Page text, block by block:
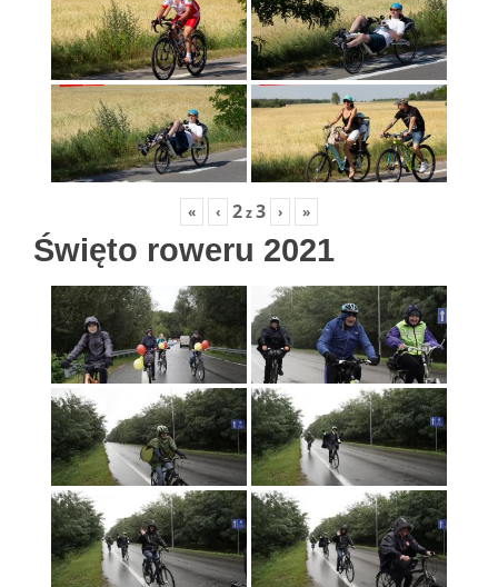
« ‹ 2z3 › »
Święto roweru 2021